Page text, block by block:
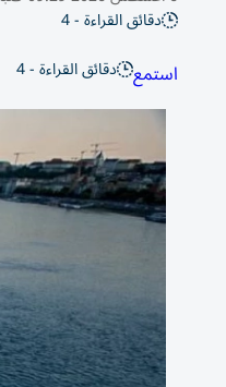
دقائق القراءة - 4
استمع دقائق القراءة - 4